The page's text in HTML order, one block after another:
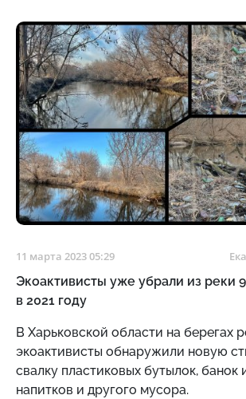
11 марта 2023 05:29
Экоактивисты уже убрали из реки
в 2021 году
В Харьковской области на берегах
экоактивисты обнаружили новую
свалку пластиковых бутылок, банок
напитков и другого мусора.